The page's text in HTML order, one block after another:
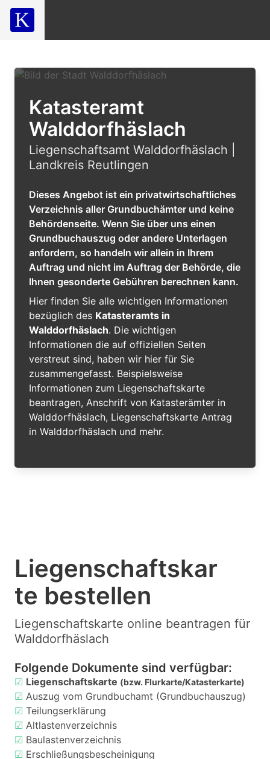
Katasteramt
Walddorfhäslach
Liegenschaftsamt Walddorfhäslach |
Landkreis Reutlingen
Dieses Angebot ist ein privatwirtschaftliches
Verzeichnis aller Grundbuchämter und keine
Behördenseite. Wenn Sie über uns einen
Grundbuchauszug oder andere Unterlagen
anfordern, so handeln wir allein in Ihrem
Auftrag und nicht im Auftrag der Behörde, die
Ihnen gesonderte Gebühren berechnen kann.
Hier finden Sie alle wichtigen Informationen
bezüglich des Katasteramts in
Walddorfhäslach. Die wichtigen
Informationen die auf offiziellen Seiten
verstreut sind, haben wir hier für Sie
zusammengefasst. Beispielsweise
Informationen zum Liegenschaftskarte
beantragen, Anschrift von Katasterämter in
Walddorfhäslach, Liegenschaftskarte Antrag
in Walddorfhäslach und mehr.
Liegenschaftskar
te bestellen
Liegenschaftskarte online beantragen für
Walddorfhäslach
Folgende Dokumente sind verfügbar:
☑ Liegenschaftskarte (bzw. Flurkarte/Katasterkarte)
☑ Auszug vom Grundbuchamt (Grundbuchauszug)
☑ Teilungserklärung
☑ Altlastenverzeichnis
☑ Baulastenverzeichnis
☑ Erschließungsbescheinigung